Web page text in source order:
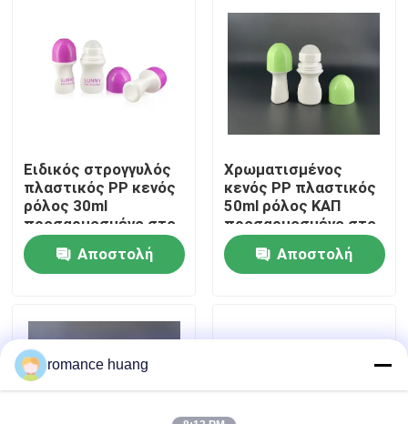
Γύρος εργοστασίων
επαφή
Ζητήστε ένα απόσπασμα
καλλυντικό μπουκάλι λοσιόν
Καλλυντικό βάζο κρέμας
Ειδικός στρογγυλός
πλαστικός PP κενός
ρόλος 30ml
προσαρμοσμένο στο
μπουκάλι χρώμα
Αποστολή
Χρωματισμένος
κενός PP πλαστικός
50ml ρόλος ΚΑΠ
προσαρμοσμένο στο
μπουκάλια χρώμα
Αποστολή
romance huang